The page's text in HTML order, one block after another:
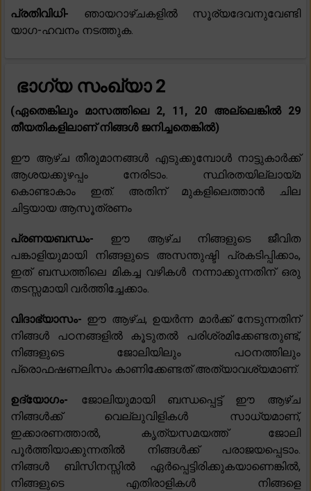
പ്രതിവിധി- ഞായറാഴ്ചകളിൽ സൂര്യദേവനുവേണ്ടി
യാഗ-ഹവനം നടത്തുക.
ഭാഗ്യ സംഖ്യാ 2
(ഏതെങ്കിലും മാസത്തിലെ 2, 11, 20 അല്ലെങ്കിൽ 29
തീയതികളിലാണ് നിങ്ങൾ ജനിച്ചതെങ്കിൽ)
ഈ ആഴ്ച തീരുമാനങ്ങൾ എടുക്കുമ്പോൾ നാട്ടുകാർക്ക്
ആശയക്കുഴപ്പം നേരിടാം. സ്ഥിരതയില്ലായ്മ
കൊണ്ടാകാം ഇത്. അതിന് മുകളിലെത്താൻ ചില
ചിട്ടയായ ആസൂത്രണം
പ്രണയബന്ധം- ഈ ആഴ്ച നിങ്ങളുടെ ജീവിത
പങ്കാളിയുമായി നിങ്ങളുടെ അസന്തുഷ്ടി പ്രകടിപ്പിക്കാം,
ഇത് ബന്ധത്തിലെ മികച്ച വഴികൾ നന്നാക്കുന്നതിന് ഒരു
തടസ്സമായി വർത്തിച്ചേക്കാം.
വിദാഭ്യാസം- ഈ ആഴ്ച, ഉയർന്ന മാർക്ക് നേടുന്നതിന്
നിങ്ങൾ പഠനങ്ങളിൽ കൂടുതൽ പരിശ്രമിക്കേണ്ടതുണ്ട്,
നിങ്ങളുടെ ജോലിയിലും പഠനത്തിലും
പ്രൊഫഷണലിസം കാണിക്കേണ്ടത് അത്യാവശ്യമാണ്.
ഉദ്യോഗം- ജോലിയുമായി ബന്ധപ്പെട്ട് ഈ ആഴ്ച
നിങ്ങൾക്ക് വെല്ലുവിളികൾ സാധ്യമാണ്,
ഇക്കാരണത്താൽ, കൃത്യസമയത്ത് ജോലി
പൂർത്തിയാക്കുന്നതിൽ നിങ്ങൾക്ക് പരാജയപ്പെടാം.
നിങ്ങൾ ബിസിനസ്സിൽ ഏർപ്പെട്ടിരിക്കുകയാണെങ്കിൽ,
നിങ്ങളുടെ എതിരാളികൾ നിങ്ങളെ